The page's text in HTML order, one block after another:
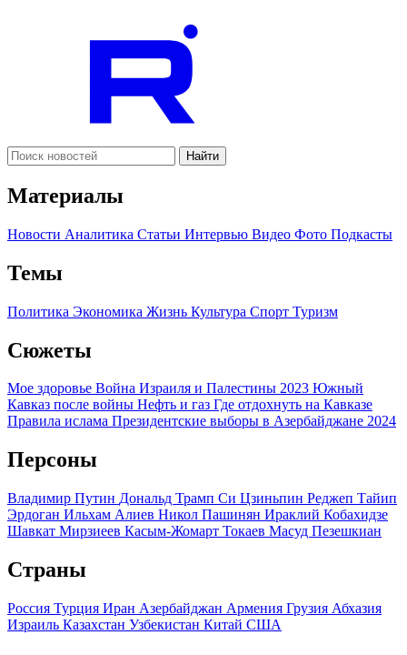
Найти
Материалы
Новости Аналитика Статьи Интервью Видео Фото Подкасты
Темы
Политика Экономика Жизнь Культура Спорт Туризм
Сюжеты
Мое здоровье Война Израиля и Палестины 2023 Южный
Кавказ после войны Нефть и газ Где отдохнуть на Кавказе
Правила ислама Президентские выборы в Азербайджане 2024
Персоны
Владимир Путин Дональд Трамп Си Цзиньпин Реджеп Тайип
Эрдоган Ильхам Алиев Никол Пашинян Ираклий Кобахидзе
Шавкат Мирзиеев Касым-Жомарт Токаев Масуд Пезешкиан
Страны
Россия Турция Иран Азербайджан Армения Грузия Абхазия
Израиль Казахстан Узбекистан Китай США